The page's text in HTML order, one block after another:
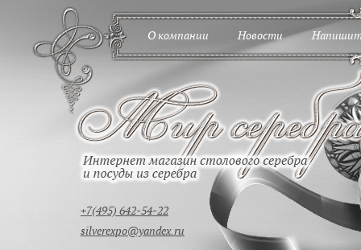
+7(495) 642-54-22
silverexpo@yandex.ru
О компании Новости